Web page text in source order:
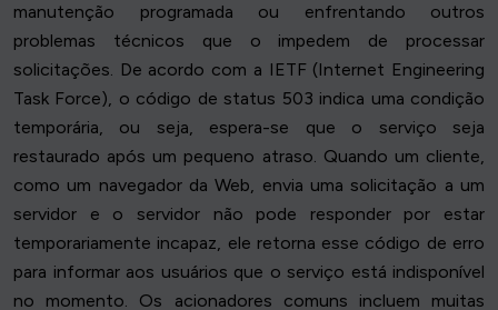
manutenção programada ou enfrentando outros
problemas técnicos que o impedem de processar
solicitações. De acordo com a IETF (Internet Engineering
Task Force), o código de status 503 indica uma condição
temporária, ou seja, espera-se que o serviço seja
restaurado após um pequeno atraso. Quando um cliente,
como um navegador da Web, envia uma solicitação a um
servidor e o servidor não pode responder por estar
temporariamente incapaz, ele retorna esse código de erro
para informar aos usuários que o serviço está indisponível
no momento. Os acionadores comuns incluem muitas